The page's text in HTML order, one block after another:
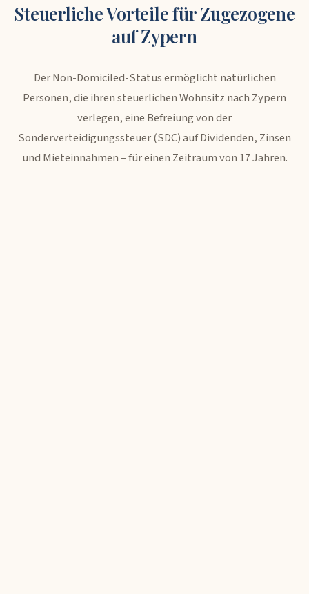
Steuerliche Vorteile für Zugezogene
auf Zypern
Der Non-Domiciled-Status ermöglicht natürlichen
Personen, die ihren steuerlichen Wohnsitz nach Zypern
verlegen, eine Befreiung von der
Sonderverteidigungssteuer (SDC) auf Dividenden, Zinsen
und Mieteinnahmen – für einen Zeitraum von 17 Jahren.